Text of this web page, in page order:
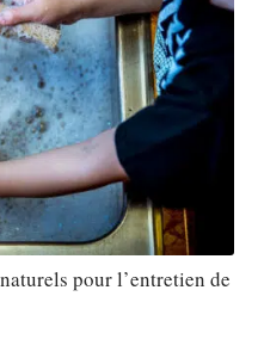
pour l’entretien de